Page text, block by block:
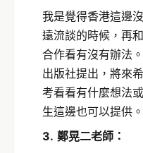
我是覺得香港這邊
遠流談的時候，再
合作看有沒有辦法
出版社提出，將來
考看看有什麼想法
生這邊也可以提供。
3. 鄭晃二老師：